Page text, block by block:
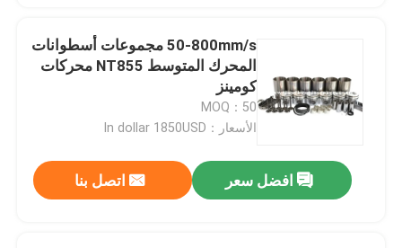
50-800mm/s مجموعات أسطوانات
المحرك المتوسط NT855 محركات
كومينز
MOQ：50
الأسعار：In dollar 1850USD
افضل سعر اتصل بنا